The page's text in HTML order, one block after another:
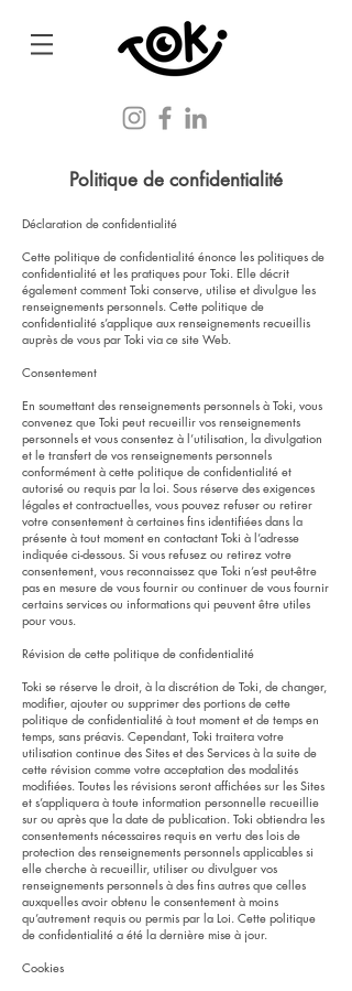
Politique de confidentialité
Déclaration de confidentialité
Cette politique de confidentialité énonce les politiques de
confidentialité et les pratiques pour Toki. Elle décrit
également comment Toki conserve, utilise et divulgue les
renseignements personnels. Cette politique de
confidentialité s’applique aux renseignements recueillis
auprès de vous par Toki via ce site Web.
Consentement
En soumettant des renseignements personnels à Toki, vous
convenez que Toki peut recueillir vos renseignements
personnels et vous consentez à l’utilisation, la divulgation
et le transfert de vos renseignements personnels
conformément à cette politique de confidentialité et
autorisé ou requis par la loi. Sous réserve des exigences
légales et contractuelles, vous pouvez refuser ou retirer
votre consentement à certaines fins identifiées dans la
présente à tout moment en contactant Toki à l’adresse
indiquée ci-dessous. Si vous refusez ou retirez votre
consentement, vous reconnaissez que Toki n’est peut-être
pas en mesure de vous fournir ou continuer de vous fournir
certains services ou informations qui peuvent être utiles
pour vous.
​Révision de cette politique de confidentialité
Toki se réserve le droit, à la discrétion de Toki, de changer,
modifier, ajouter ou supprimer des portions de cette
politique de confidentialité à tout moment et de temps en
temps, sans préavis. Cependant, Toki traitera votre
utilisation continue des Sites et des Services à la suite de
cette révision comme votre acceptation des modalités
modifiées. Toutes les révisions seront affichées sur les Sites
et s’appliquera à toute information personnelle recueillie
sur ou après que la date de publication. Toki obtiendra les
consentements nécessaires requis en vertu des lois de
protection des renseignements personnels applicables si
elle cherche à recueillir, utiliser ou divulguer vos
renseignements personnels à des fins autres que celles
auxquelles avoir obtenu le consentement à moins
qu’autrement requis ou permis par la Loi. Cette politique
de confidentialité a été la dernière mise à jour.
Cookies